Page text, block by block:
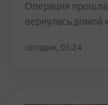
Операция прошла
вернулась домой
сегодня, 05:24